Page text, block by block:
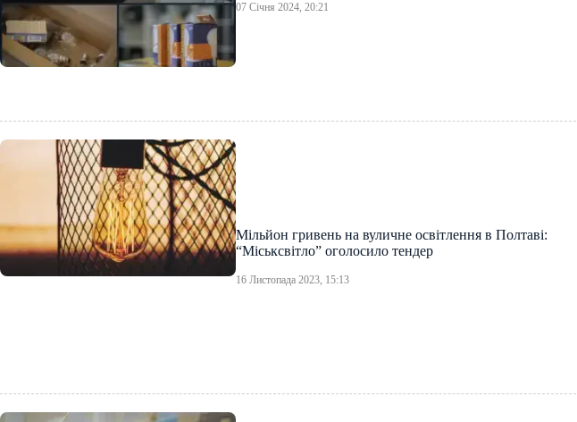
07 Січня 2024, 20:21
Мільйон гривень на вуличне освітлення в Полтаві:
“Міськсвітло” оголосило тендер
16 Листопада 2023, 15:13